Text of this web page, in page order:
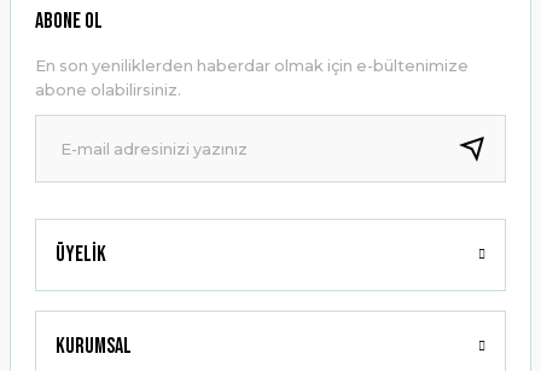
Ürün resmi kalitesiz, bozuk veya görüntülenemiyor.
Ürün bilgilerinde hatalar bulunuyor.
Ürün fiyatı diğer sitelerden daha pahalı.
Bu ürüne benzer farklı alternatifler olmalı.
Gönder
Üyelik
Kurumsal
ABONE OL
En son yeniliklerden haberdar olmak için e-bültenimize
abone olabilirsiniz.